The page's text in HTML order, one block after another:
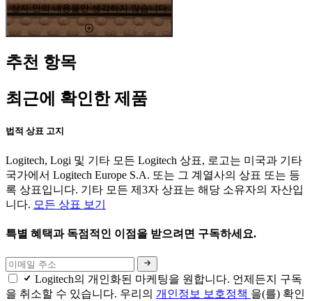
상자 안의 내용물만 생각하지 않습니다
추천 항목
최근에 확인한 제품
법적 상표 고지
Logitech, Logi 및 기타 모든 Logitech 상표, 로고는 미국과 기타
국가에서 Logitech Europe S.A. 또는 그 계열사의 상표 또는 등
록 상표입니다. 기타 모든 제3자 상표는 해당 소유자의 자산입
니다. 모든 상표 보기
특별 혜택과 독점적인 이점을 받으려면 구독하세요.
Logitech의 개인화된 마케팅을 원합니다. 언제든지 구독
을 취소할 수 있습니다. 우리의 개인정보 보호정책 을(를) 확인